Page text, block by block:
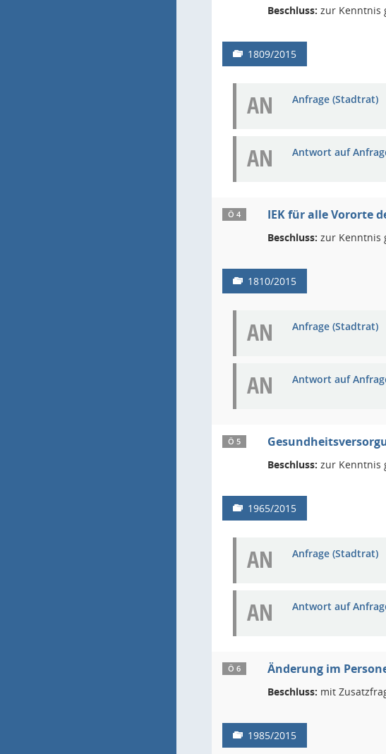
Beschluss: zur Kenntnis
1809/2015
AN Anfrage (Stadtrat)
AN Antwort auf
Ö 4 IEK für alle Vororte
Beschluss: zur Kenntnis
1810/2015
AN Anfrage (Stadtrat)
AN Antwort auf
Ö 5
Beschluss: zur Kenntnis
1965/2015
AN Anfrage (Stadtrat)
AN Antwort auf
Ö 6 Änderung im
Beschluss: mit
1985/2015